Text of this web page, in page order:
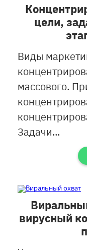
цели,
Виды
массового.
Задачи...
вирусный